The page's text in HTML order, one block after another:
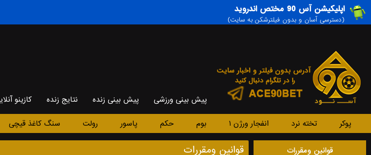
اپلیکیشن آس 90 مختص اندروید
(دسترسی آسان و بدون فیلترشکن به سایت)
پیش بینی ورزشی پیش بینی زنده نتایج زنده کازینو
پوکر تخته نرد انفجار ورژن ۱ بوم حکم پاسور رولت سنگ کاغذ قیچی
قوانین ومقررات
قوانین ومقررات